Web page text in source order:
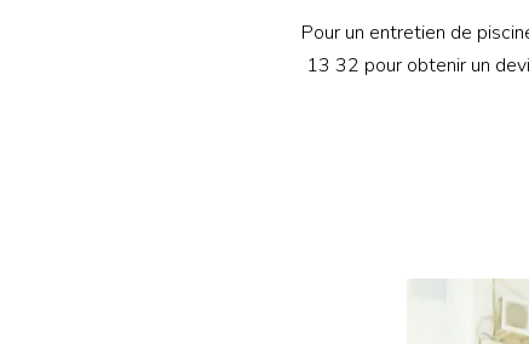
Pour un entretien de
13 32 pour obtenir un